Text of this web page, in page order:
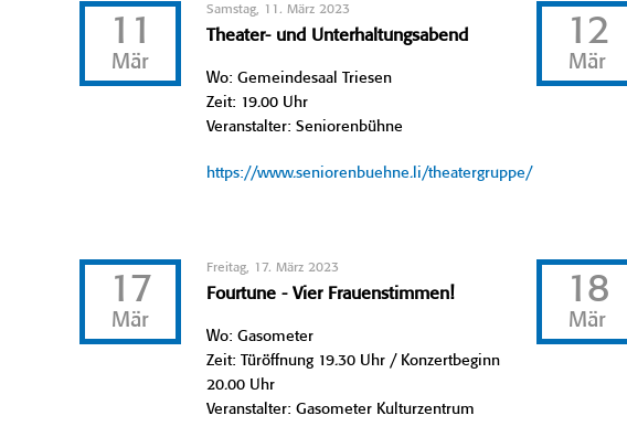
11
Mär
Samstag, 11. März 2023
Theater- und Unterhaltungsabend
Wo: Gemeindesaal Triesen
Zeit: 19.00 Uhr
Veranstalter: Seniorenbühne
https://www.seniorenbuehne.li/theatergruppe/
12
Mär
17
Mär
Freitag, 17. März 2023
Fourtune - Vier Frauenstimmen!
Wo: Gasometer
Zeit: Türöffnung 19.30 Uhr / Konzertbeginn
20.00 Uhr
Veranstalter: Gasometer Kulturzentrum
18
Mär